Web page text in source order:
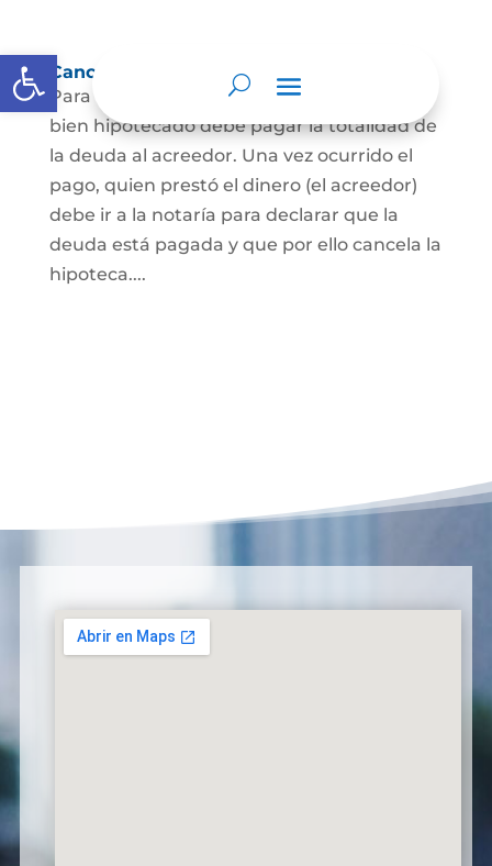
Abrir barra de herramientas
Cancelación de Hipoteca
Para cancelar una hipoteca, el dueño del
bien hipotecado debe pagar la totalidad de
la deuda al acreedor. Una vez ocurrido el
pago, quien prestó el dinero (el acreedor)
debe ir a la notaría para declarar que la
deuda está pagada y que por ello cancela la
hipoteca....